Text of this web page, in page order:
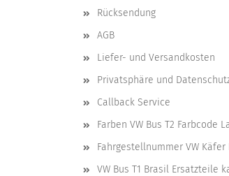
Rücksendung
AGB
Liefer- und Versandkosten
Privatsphäre und
Callback Service
Farben VW Bus T2 Farbcode
Fahrgestellnummer VW Käfer
VW Bus T1 Brasil Ersatzteile